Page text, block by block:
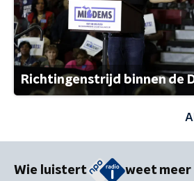
Richtingenstrijd binnen de
Wie luistert weet meer